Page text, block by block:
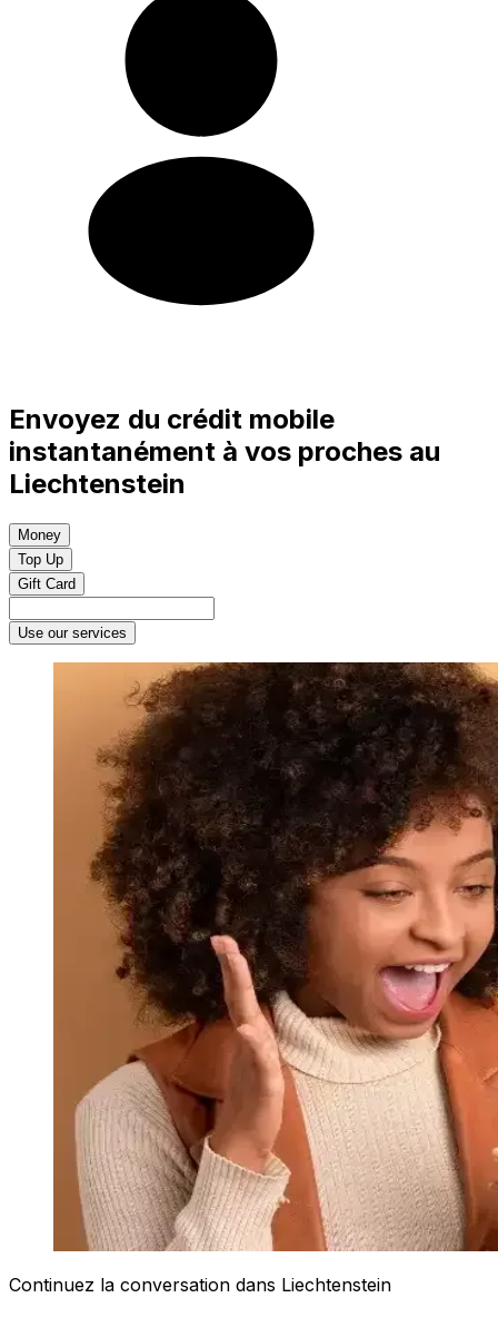
Envoyez du crédit mobile
instantanément à vos proches au
Liechtenstein
Money
Top Up
Gift Card
Use our services
Continuez la conversation dans Liechtenstein